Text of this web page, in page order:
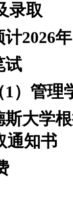
取
年
管理
学根
通知书